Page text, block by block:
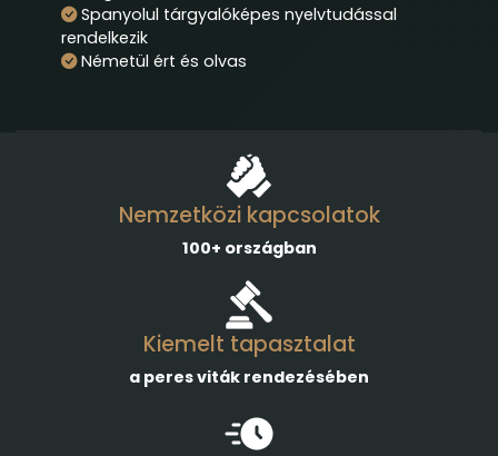
Spanyolul tárgyalóképes nyelvtudással
rendelkezik
Németül ért és olvas
Nemzetközi kapcsolatok
100+ országban
Kiemelt tapasztalat
a peres viták rendezésében